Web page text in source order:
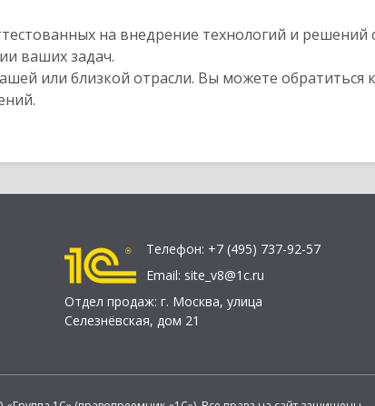
на внедрение технологий и
ваших задач.
или близкой отрасли. Вы можете обратиться
Телефон: +7 (495) 737-92-57
Email: site_v8@1c.ru
Отдел продаж: г. Москва, улица
Селезнёвская, дом 21